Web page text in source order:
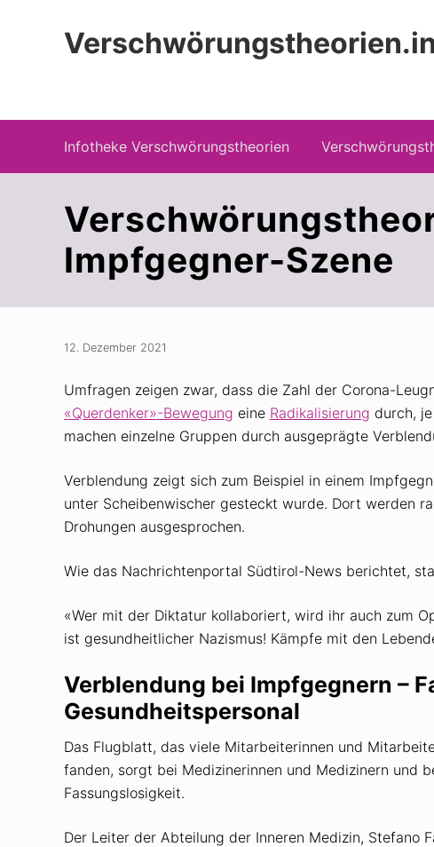
Hauptnavigation
Seitenspalte
Infotheke Verschwörungstheorien
Impfgegner-Szene
12. Dezember 2021
Umfragen zeigen zwar, dass die Zahl der Corona-
«Querdenker»-Bewegung eine Radikalisierung durch,
machen einzelne Gruppen durch ausgeprägte
Verblendung zeigt sich zum Beispiel in einem
unter Scheibenwischer gesteckt wurde. Dort werden
Drohungen ausgesprochen.
Wie das Nachrichtenportal Südtirol-News berichtet,
«Wer mit der Diktatur kollaboriert, wird ihr auch zum
ist gesundheitlicher Nazismus! Kämpfe mit den
Verblendung bei Impfgegnern –
Gesundheitspersonal
Das Flugblatt, das viele Mitarbeiterinnen und
fanden, sorgt bei Medizinerinnen und Medizinern und
Fassungslosigkeit.
Der Leiter der Abteilung der Inneren Medizin, Stefano